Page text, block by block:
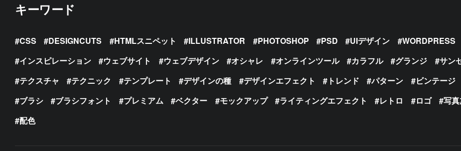
キーワード
CSS DESIGNCUTS HTMLスニペット ILLUSTRATOR PHOTOSHOP PSD UIデザイン WORDPRESS
インスピレーション
ウェブサイト ウェブデザイン オシャレ オンラインツール カラフル グランジ サン
テクスチャ
テクニック テンプレート デザインの種 デザインエフェクト トレンド パターン ビンテージ
ブラシ
ブラシフォント プレミアム ベクター モックアップ ライティングエフェクト レトロ ロゴ 写
配色